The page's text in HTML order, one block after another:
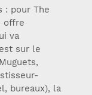
: pour The
offre
va
sur le
bureaux), la